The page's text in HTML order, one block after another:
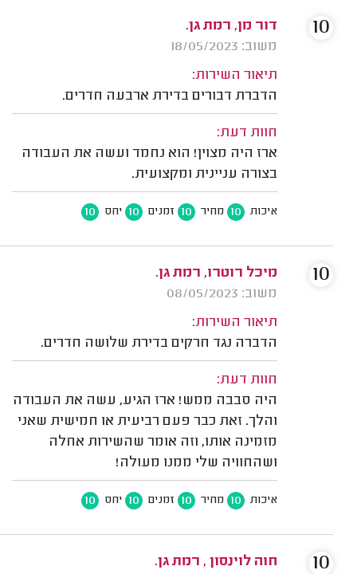
דור מן, רמת גן.
משוב: 18/05/2023
תיאור השירות:
הדברת דבורים בדירת ארבעה חדרים.
חוות דעת:
ארז היה מצוין! הוא נחמד ועשה את העבודה
בצורה עניינית ומקצועית.
איכות 10 מחיר 10 זמנים 10 יחס 10
10
מיכל רוטרו, רמת גן.
משוב: 08/05/2023
תיאור השירות:
הדברה נגד חרקים בדירת שלושה חדרים.
חוות דעת:
היה סבבה ממש! ארז הגיע, עשה את העבודה
והלך. זאת כבר פעם רביעית או חמישית שאני
מזמינה אותו, וזה אומר שהשירות אחלה
ושהחוויה שלי ממנו מעולה!
איכות 10 מחיר 10 זמנים 10 יחס 10
10
חוה לוינסון , רמת גן. 10